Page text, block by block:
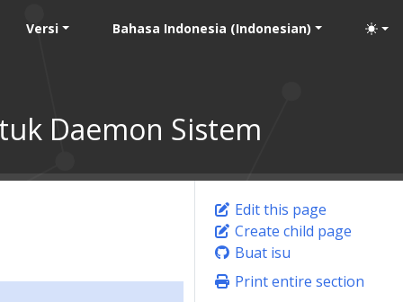
Versi Bahasa Indonesia (Indonesian)
Daemon Sistem
Edit this page
Create child page
Buat isu
Print entire section